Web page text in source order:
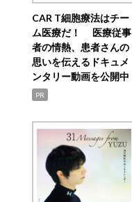
CAR T細胞療法はチー
ム医療だ！ 医療従事
者の情熱、患者さんの
思いを伝えるドキュメ
ンタリー動画を公開中
PR